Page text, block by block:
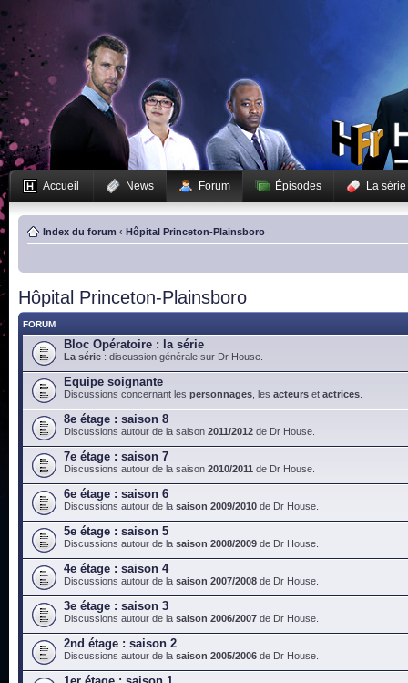
Accueil News Forum Épisodes La série
Index du forum ‹ Hôpital Princeton-Plainsboro
Hôpital Princeton-Plainsboro
FORUM
Bloc Opératoire : la série
La série : discussion générale sur Dr House.
Equipe soignante
Discussions concernant les personnages , les acteurs et actrices
8e étage : saison 8
Discussions autour de la saison 2011/2012 de Dr House.
7e étage : saison 7
Discussions autour de la saison 2010/2011 de Dr House.
6e étage : saison 6
Discussions autour de la saison 2009/2010 de Dr House.
5e étage : saison 5
Discussions autour de la saison 2008/2009 de Dr House.
4e étage : saison 4
Discussions autour de la saison 2007/2008 de Dr House.
3e étage : saison 3
Discussions autour de la saison 2006/2007 de Dr House.
2nd étage : saison 2
Discussions autour de la saison 2005/2006 de Dr House.